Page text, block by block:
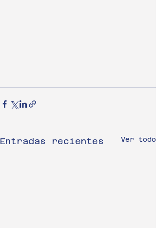
Entradas recientes Ver todo